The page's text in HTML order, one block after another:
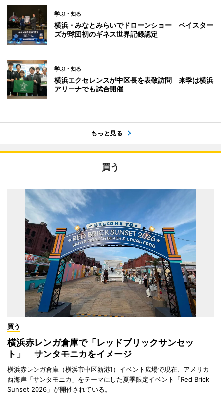
学ぶ・知る
横浜・みなとみらいでドローンショー ベイスター
ズが球団初のギネス世界記録認定
学ぶ・知る
横浜エクセレンスが中区長を表敬訪問 来季は横浜
アリーナでも試合開催
もっと見る
買う
買う
横浜赤レンガ倉庫で「レッドブリックサンセッ
ト」 サンタモニカをイメージ
横浜赤レンガ倉庫（横浜市中区新港1）イベント広場で現在、アメリカ
西海岸「サンタモニカ」をテーマにした夏季限定イベント「Red Brick
Sunset 2026」が開催されている。